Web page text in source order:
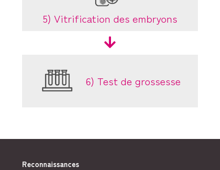
5) Vitrification des embryons

6) Test de grossesse
Reconnaissances